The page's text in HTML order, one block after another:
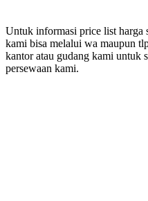
Untuk informasi price list harga
kami bisa melalui wa maupun
kantor atau gudang kami untuk
persewaan kami.